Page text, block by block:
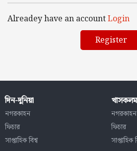
Alreadey have an accountLogin
দিন-দুনিয়া
নগরকাহন
ফিচার
সাপ্তাহিক বিশ্ব
খাসকলম
নগরকাহন
ফিচার
সাপ্তাহিক